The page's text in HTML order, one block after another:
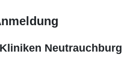
Neutrauchburg